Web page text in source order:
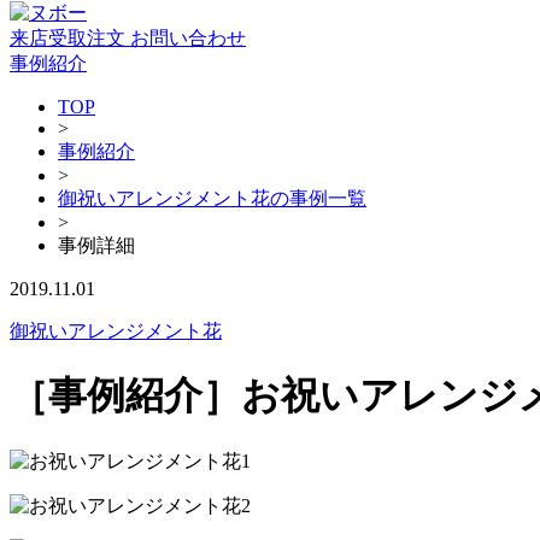
来店受取注文 お問い合わせ
事例紹介
TOP
>
事例紹介
>
御祝いアレンジメント花の事例一覧
>
事例詳細
2019.11.01
御祝いアレンジメント花
［事例紹介］お祝いアレンジ